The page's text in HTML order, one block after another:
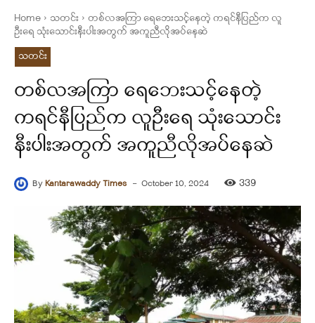
Home သတင်း
တစ်လအကြာ ရေဘေးသင့်‌နေတဲ့ ကရင်နီပြည်က လူ
ဦး‌ရေ သုံးသောင်းနီးပါးအတွက် အကူညီလိုအပ်နေဆဲ
သတင်း
တစ်လအကြာ ရေဘေးသင့်‌နေတဲ့
ကရင်နီပြည်က လူဦး‌ရေ သုံးသောင်း
နီးပါးအတွက် အကူညီလိုအပ်နေဆဲ
ByKantarawaddy Times - October 10, 2024 339